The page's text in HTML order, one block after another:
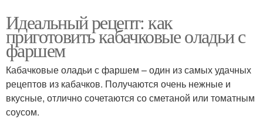
Идеальный рецепт: как
приготовить кабачковые оладьи с
фаршем
Кабачковые оладьи с фаршем – один из самых удачных
рецептов из кабачков. Получаются очень нежные и
вкусные, отлично сочетаются со сметаной или томатным
соусом.